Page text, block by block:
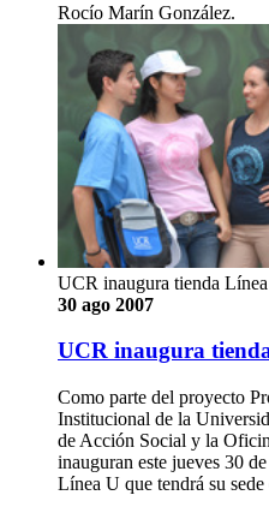
Rocío Marín González.
UCR inaugura tienda
30 ago 2007
UCR inaugura
Como parte del proyecto
Institucional de la
de Acción Social y la
inauguran este jueves 30
Línea U que tendrá su